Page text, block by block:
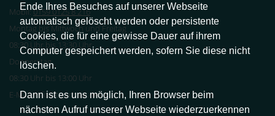
Ende Ihres Besuches auf unserer Webseite
automatisch gelöscht werden oder persistente
Cookies, die für eine gewisse Dauer auf ihrem
Computer gespeichert werden, sofern Sie diese nicht
löschen.
Dann ist es uns möglich, Ihren Browser beim
nächsten Aufruf unserer Webseite wiederzuerkennen
Mobil:0159 0125 8 216
Montag bis Mittwoch und Freitag
08:30 Uhr bis 13:30 Uhr
Donnerstag
08:30 Uhr bis 13:00 Uhr
E-Mail: info@tigerhaie.de